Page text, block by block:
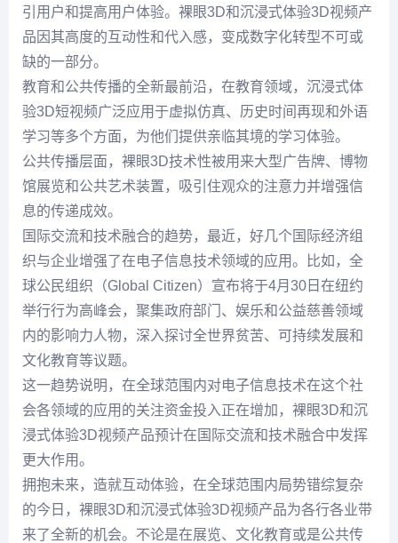
引用户和提高用户体验。裸眼3D和沉浸式体验3D视频产
品因其高度的互动性和代入感，变成数字化转型不可或
缺的一部分。
教育和公共传播的全新最前沿，在教育领域，沉浸式体
验3D短视频广泛应用于虚拟仿真、历史时间再现和外语
学习等多个方面，为他们提供亲临其境的学习体验。
公共传播层面，裸眼3D技术性被用来大型广告牌、博物
馆展览和公共艺术装置，吸引住观众的注意力并增强信
息的传递成效。
国际交流和技术融合的趋势，最近，好几个国际经济组
织与企业增强了在电子信息技术领域的应用。比如，全
球公民组织（Global Citizen）宣布将于4月30日在纽约
举行行为高峰会，聚集政府部门、娱乐和公益慈善领域
内的影响力人物，深入探讨全世界贫苦、可持续发展和
文化教育等议题。
这一趋势说明，在全球范围内对电子信息技术在这个社
会各领域的应用的关注资金投入正在增加，裸眼3D和沉
浸式体验3D视频产品预计在国际交流和技术融合中发挥
更大作用。
拥抱未来，造就互动体验，在全球范围内局势错综复杂
的今日，裸眼3D和沉浸式体验3D视频产品为各行各业带
来了全新的机会。不论是在展览、文化教育或是公共传